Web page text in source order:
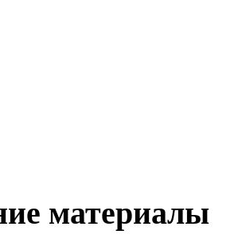
материалы